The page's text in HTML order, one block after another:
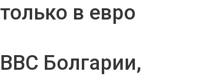
только в евро
ВВС Болгарии,